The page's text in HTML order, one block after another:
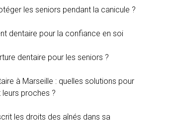
les seniors pendant la canicule ?
dentaire pour la confiance en soi
dentaire pour les seniors ?
à Marseille : quelles solutions pour
proches ?
les droits des aînés dans sa